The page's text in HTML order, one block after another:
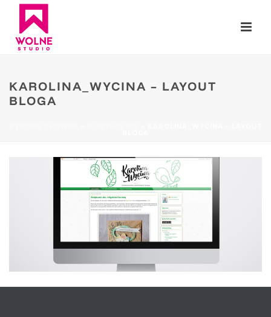
KAROLINA_WYCINA – LAYOUT
BLOGA